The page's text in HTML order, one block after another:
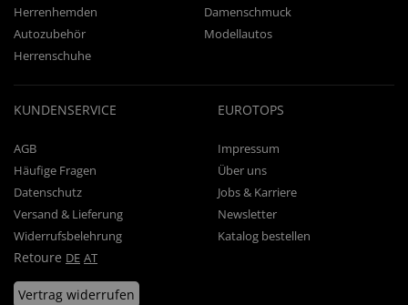
Herrenhemden
Damenschmuck
Autozubehör
Modellautos
Herrenschuhe
KUNDENSERVICE
AGB
Häufige Fragen
Datenschutz
Versand & Lieferung
Widerrufsbelehrung
Retoure DE AT
Vertrag widerrufen
EUROTOPS
Impressum
Über uns
Jobs & Karriere
Newsletter
Katalog bestellen